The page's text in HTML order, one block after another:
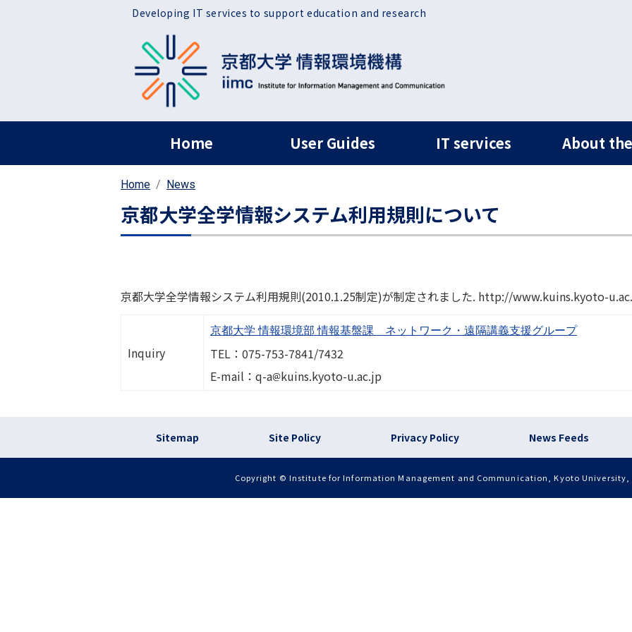
Developing IT services to support education and research
ヘッダー グローバルナビ
Home User Guides IT services About
Home News
京都大学全学情報システム利用規則について
京都大学全学情報システム利用規則(2010.1.25制定)が制定されました. http://www.kuins.kyoto-
Inquiry
京都大学 情報環境部 情報基盤課 ネットワーク・遠隔講義支援グループ
TEL：075-753-7841/7432
E-mail：q-aImage
kuins.kyoto-u.ac.jp
フッター リンク(en)
Sitemap Site Policy Privacy Policy News Feeds
Copyright © Institute for Information Management and Communication, Kyoto University,